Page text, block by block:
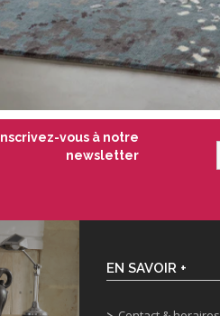
Inscrivez-vous à notre
newsletter
EN SAVOIR +